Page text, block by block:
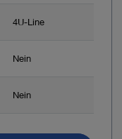
4U-Line
Nein
Nein